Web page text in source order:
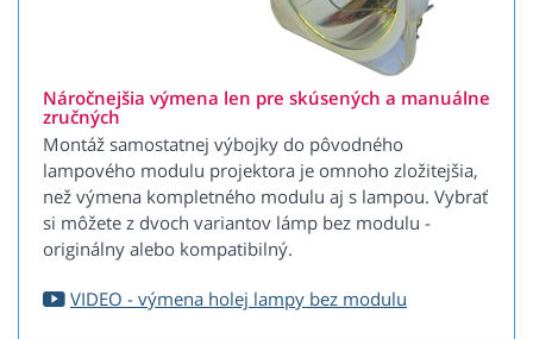
Náročnejšia výmena len pre skúsených a manuálne
zručných
Montáž samostatnej výbojky do pôvodného
lampového modulu projektora je omnoho zložitejšia,
než výmena kompletného modulu aj s lampou. Vybrať
si môžete z dvoch variantov lámp bez modulu -
originálny alebo kompatibilný.
VIDEO - výmena holej lampy bez modulu